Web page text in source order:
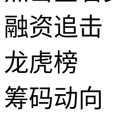
融资追击
龙虎榜
筹码动向